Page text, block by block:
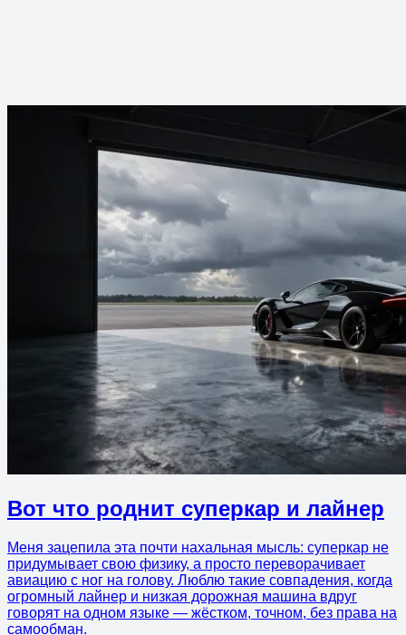
Вот что роднит суперкар и лайнер
Меня зацепила эта почти нахальная мысль: суперкар не
придумывает свою физику, а просто переворачивает
авиацию с ног на голову. Люблю такие совпадения, когда
огромный лайнер и низкая дорожная машина вдруг
говорят на одном языке — жёстком, точном, без права на
самообман.